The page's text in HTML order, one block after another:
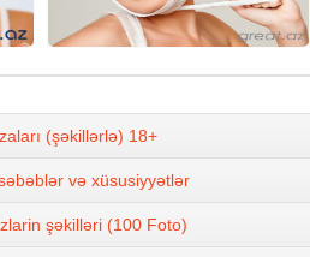
(şəkillərlə) 18+
və xüsusiyyətlər
şəkilləri (100 Foto)